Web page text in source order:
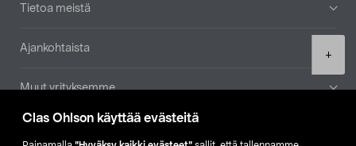
Clas Ohlson käyttää evästeitä
+
Tietoa meistä
Ajankohtaista
Muut yrityksemme
Etsi myymälä